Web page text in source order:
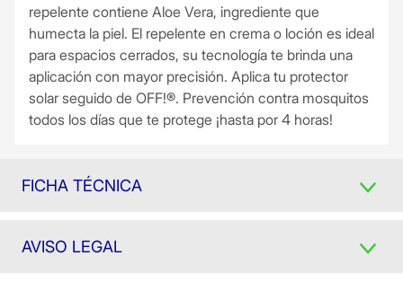
repelente contiene Aloe Vera, ingrediente que
humecta la piel. El repelente en crema o loción es ideal
para espacios cerrados, su tecnología te brinda una
aplicación con mayor precisión. Aplica tu protector
solar seguido de OFF!®. Prevención contra mosquitos
todos los días que te protege ¡hasta por 4 horas!
FICHA TÉCNICA
AVISO LEGAL